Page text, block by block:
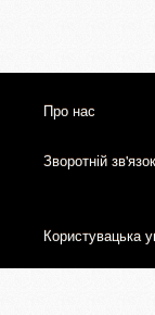
Про нас
Зворотній зв'язок
Користувацька